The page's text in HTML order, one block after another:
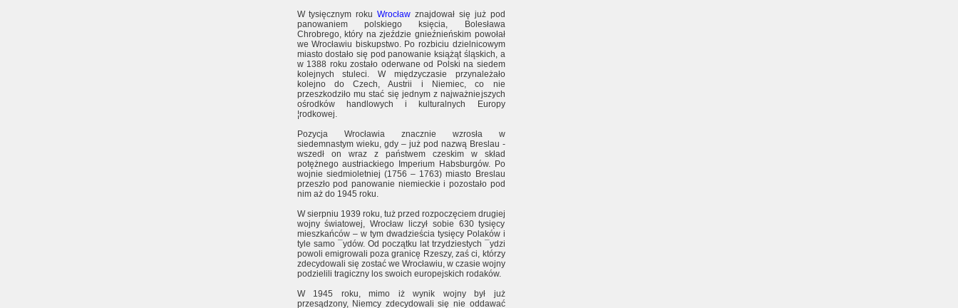
W tysięcznym rokuWrocław znajdował się już pod
panowaniem polskiego księcia, Bolesława
Chrobrego, który na zjeździe gnieźnieńskim powołał
we Wrocławiu biskupstwo. Po rozbiciu dzielnicowym
miasto dostało się pod panowanie książąt śląskich, a
w 1388 roku zostało oderwane od Polski na siedem
kolejnych stuleci. W międzyczasie przynależało
kolejno do Czech, Austrii i Niemiec, co nie
przeszkodziło mu stać się jednym z najważniejszych
ośrodków handlowych i kulturalnych Europy
¦rodkowej.
Pozycja Wrocławia znacznie wzrosła w
siedemnastym wieku, gdy – już pod nazwą Breslau -
wszedł on wraz z państwem czeskim w skład
potężnego austriackiego Imperium Habsburgów. Po
wojnie siedmioletniej (1756 – 1763) miasto Breslau
przeszło pod panowanie niemieckie i pozostało pod
nim aż do 1945 roku.
W sierpniu 1939 roku, tuż przed rozpoczęciem drugiej
wojny światowej, Wrocław liczył sobie 630 tysięcy
mieszkańców – w tym dwadzieścia tysięcy Polaków i
tyle samo ¯ydów. Od początku lat trzydziestych ¯ydzi
powoli emigrowali poza granicę Rzeszy, zaś ci, którzy
zdecydowali się zostać we Wrocławiu, w czasie wojny
podzielili tragiczny los swoich europejskich rodaków.
W 1945 roku, mimo iż wynik wojny był już
przesądzony, Niemcy zdecydowali się nie oddawać